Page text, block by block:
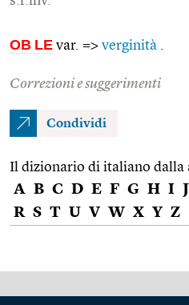
OB LE var. => verginità
Correzioni e suggerimenti
Condividi
Il dizionario di italiano dalla
A B C D E F G H I J
R S T U V W X Y Z